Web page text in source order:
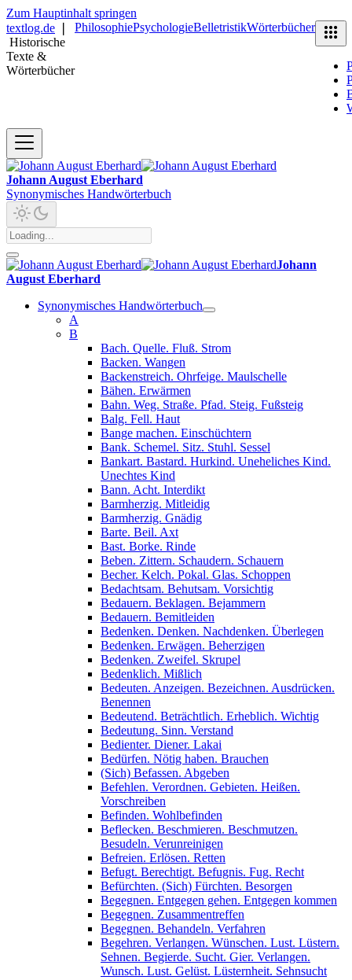
Zum Hauptinhalt springen
textlog.de
Historische
Texte &
Wörterbücher
PhilosophiePsychologieBelletristikWörterbücher
Johann August Eberhard
Synonymisches Handwörterbuch
Johann
August Eberhard
Synonymisches Handwörterbuch
A
B
Bach. Quelle. Fluß. Strom
Backen. Wangen
Backenstreich. Ohrfeige. Maulschelle
Bähen. Erwärmen
Bahn. Weg. Straße. Pfad. Steig. Fußsteig
Balg. Fell. Haut
Bange machen. Einschüchtern
Bank. Schemel. Sitz. Stuhl. Sessel
Bankart. Bastard. Hurkind. Uneheliches Kind.
Unechtes Kind
Bann. Acht. Interdikt
Barmherzig. Mitleidig
Barmherzig. Gnädig
Barte. Beil. Axt
Bast. Borke. Rinde
Beben. Zittern. Schaudern. Schauern
Becher. Kelch. Pokal. Glas. Schoppen
Bedachtsam. Behutsam. Vorsichtig
Bedauern. Beklagen. Bejammern
Bedauern. Bemitleiden
Bedenken. Denken. Nachdenken. Überlegen
Bedenken. Erwägen. Beherzigen
Bedenken. Zweifel. Skrupel
Bedenklich. Mißlich
Bedeuten. Anzeigen. Bezeichnen. Ausdrücken.
Benennen
Bedeutend. Beträchtlich. Erheblich. Wichtig
Bedeutung. Sinn. Verstand
Bedienter. Diener. Lakai
Bedürfen. Nötig haben. Brauchen
(Sich) Befassen. Abgeben
Befehlen. Verordnen. Gebieten. Heißen.
Vorschreiben
Befinden. Wohlbefinden
Beflecken. Beschmieren. Beschmutzen.
Besudeln. Verunreinigen
Befreien. Erlösen. Retten
Befugt. Berechtigt. Befugnis. Fug. Recht
Befürchten. (Sich) Fürchten. Besorgen
Begegnen. Entgegen gehen. Entgegen kommen
Begegnen. Zusammentreffen
Begegnen. Behandeln. Verfahren
Begehren. Verlangen. Wünschen. Lust. Lüstern.
Sehnen. Begierde. Sucht. Gier. Verlangen.
Wunsch. Lust. Gelüst. Lüsternheit. Sehnsucht